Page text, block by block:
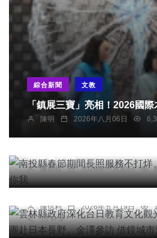
綜合新聞 文教
「鎮展三寶」亮相！2026國
陳明 2026年八月06日
健康
南投縣春節期間長照服務不打
陳朝枝 2026年一月30日
雲林縣政府深化台日教育文化
君率團赴日本長野、金澤參訪
陳信利 2026年五月19日
15 分享
社會 綜合新聞 旅遊
接見表揚苗栗縣「教育部115